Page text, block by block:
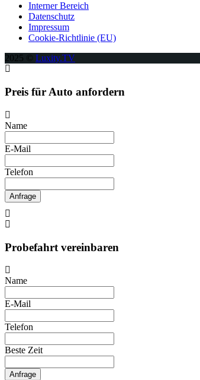
Interner Bereich
Datenschutz
Impressum
Cookie-Richtlinie (EU)
2025 © Luxity.TV
Preis für Auto anfordern
Name
E-Mail
Telefon
Anfrage
Probefahrt vereinbaren
Name
E-Mail
Telefon
Beste Zeit
Anfrage